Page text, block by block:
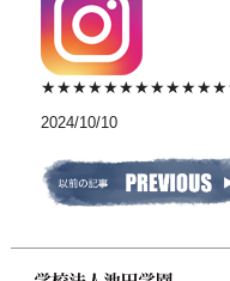
2024/10/10